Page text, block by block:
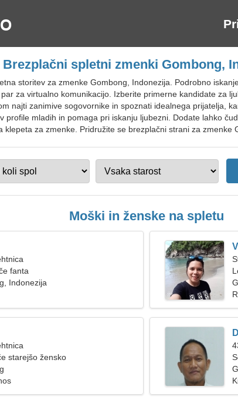
Brezplačni spletni zmenki Gombong,
storitev za zmenke Gombong, Indonezija. Podrobno
za virtualno komunikacijo. Izberite primerne kandidate za
najti zanimive sogovornike in spoznati idealnega prijatelja,
profile mladih in pomaga pri iskanju ljubezni. Dodate lahko
klepeta za zmenke. Pridružite se brezplačni strani za zmenke
Moški in ženske na spletu
fanta
Indonezija
starejšo žensko